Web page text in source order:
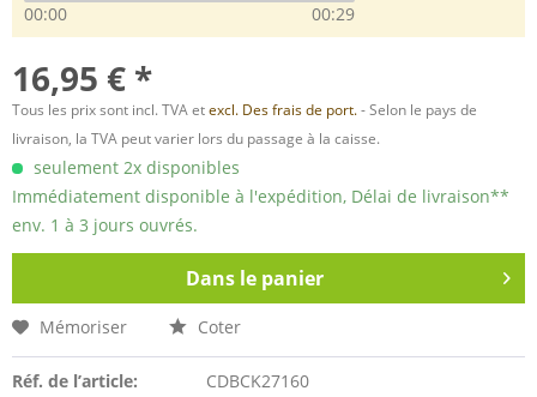
00:00
00:29
16,95 € *
Tous les prix sont incl. TVA etexcl. Des frais de port.- Selon le pays de
livraison, la TVA peut varier lors du passage à la caisse.
seulement 2x disponibles
Immédiatement disponible à l'expédition, Délai de livraison**
env. 1 à 3 jours ouvrés.
Dans le panier
Mémoriser Coter
Réf. de l’article:
CDBCK27160